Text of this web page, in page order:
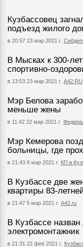
Кузбассовец
подъезд жилого
в 20:57 23 мар 2021 г.
В Мысках к 300-
спортивно-
в 13:53 23 мар 2021 г. А42.RU
Мэр Белова
меньше жены
в 11:42 22 мар 2021 г.
Мэр Кемерова
больницы, где
в 21:43 8 мар 2021 г. КП в
В Кузбассе две
квартиры 83-
в 21:47 5 мар 2021 г. А42.ru
В Кузбассе
электромонтажник
в 21:31 22 фев 2021 г.